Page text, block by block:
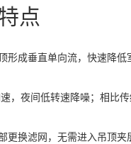
点
形成垂直单向流，快速降
，夜间低转速降噪；相比
更换滤网，无需进入吊顶夹